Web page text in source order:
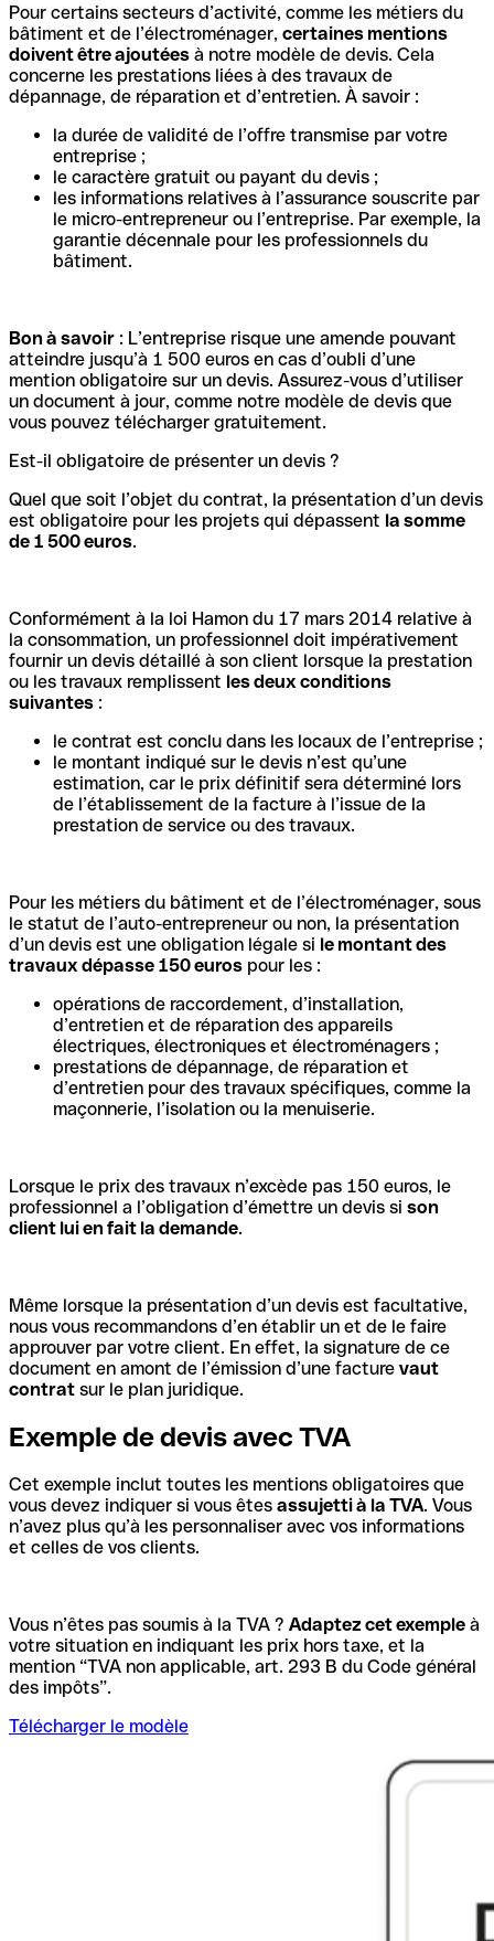
Pour certains secteurs d’activité, comme les métiers du
bâtiment et de l’électroménager, certaines mentions
doivent être ajoutées à notre modèle de devis. Cela
concerne les prestations liées à des travaux de
dépannage, de réparation et d’entretien. À savoir :
la durée de validité de l’offre transmise par votre
entreprise ;
le caractère gratuit ou payant du devis ;
les informations relatives à l’assurance souscrite par
le micro-entrepreneur ou l’entreprise. Par exemple, la
garantie décennale pour les professionnels du
bâtiment.
Bon à savoir : L’entreprise risque une amende pouvant
atteindre jusqu’à 1 500 euros en cas d’oubli d’une
mention obligatoire sur un devis. Assurez-vous d’utiliser
un document à jour, comme notre modèle de devis que
vous pouvez télécharger gratuitement.
Est-il obligatoire de présenter un devis ?
Quel que soit l’objet du contrat, la présentation d’un devis
est obligatoire pour les projets qui dépassent la somme
de 1 500 euros.
Conformément à la loi Hamon du 17 mars 2014 relative à
la consommation, un professionnel doit impérativement
fournir un devis détaillé à son client lorsque la prestation
ou les travaux remplissent les deux conditions
suivantes :
le contrat est conclu dans les locaux de l’entreprise ;
le montant indiqué sur le devis n’est qu’une
estimation, car le prix définitif sera déterminé lors
de l’établissement de la facture à l’issue de la
prestation de service ou des travaux.
Pour les métiers du bâtiment et de l’électroménager, sous
le statut de l’auto-entrepreneur ou non, la présentation
d’un devis est une obligation légale si le montant des
travaux dépasse 150 euros pour les :
opérations de raccordement, d’installation,
d’entretien et de réparation des appareils
électriques, électroniques et électroménagers ;
prestations de dépannage, de réparation et
d’entretien pour des travaux spécifiques, comme la
maçonnerie, l’isolation ou la menuiserie.
Lorsque le prix des travaux n’excède pas 150 euros, le
professionnel a l’obligation d’émettre un devis si son
client lui en fait la demande.
Même lorsque la présentation d’un devis est facultative,
nous vous recommandons d’en établir un et de le faire
approuver par votre client. En effet, la signature de ce
document en amont de l’émission d’une facture vaut
contrat sur le plan juridique.
Exemple de devis avec TVA
Cet exemple inclut toutes les mentions obligatoires que
vous devez indiquer si vous êtes assujetti à la TVA. Vous
n’avez plus qu’à les personnaliser avec vos informations
et celles de vos clients.
Vous n’êtes pas soumis à la TVA ? Adaptez cet exemple à
votre situation en indiquant les prix hors taxe, et la
mention “TVA non applicable, art. 293 B du Code général
des impôts”.
Télécharger le modèle